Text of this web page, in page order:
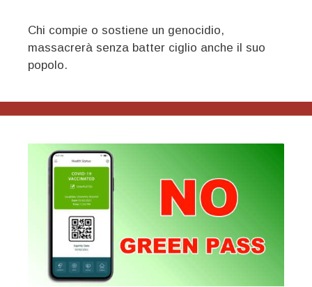
Chi compie o sostiene un genocidio,
massacrerà senza batter ciglio anche il suo
popolo.